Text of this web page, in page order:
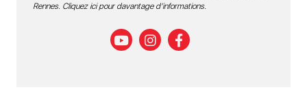
Rennes. Cliquez ici pour davantage d’informations.